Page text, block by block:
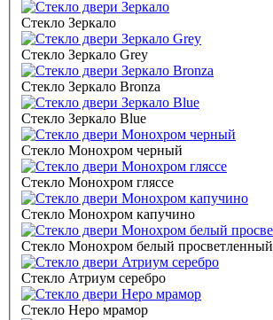
Стекло Зеркало
Стекло Зеркало Grey
Стекло Зеркало Bronza
Стекло Зеркало Blue
Стекло Монохром черный
Стекло Монохром гляссе
Стекло Монохром капучино
Стекло Монохром белый просветленный
Стекло Атриум серебро
Стекло Неро мрамор